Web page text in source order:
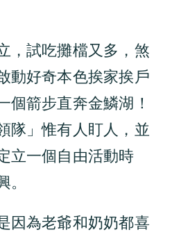
，試吃攤檔又多，煞
動好奇本色挨家挨戶
個箭步直奔金鱗湖！
隊」惟有人盯人，並
立一個自由活動時
。
因為老爺和奶奶都喜